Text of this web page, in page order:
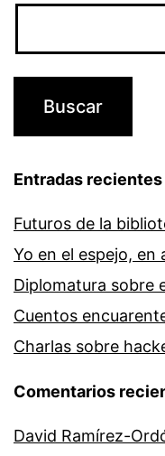
Entradas recientes
Futuros de la
Yo en el espejo, en
Diplomatura sobre
Cuentos
Charlas sobre
Comentarios
David Ramírez-